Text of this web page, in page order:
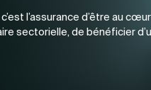
c’est l’assurance d’être au
sectorielle, de bénéficier